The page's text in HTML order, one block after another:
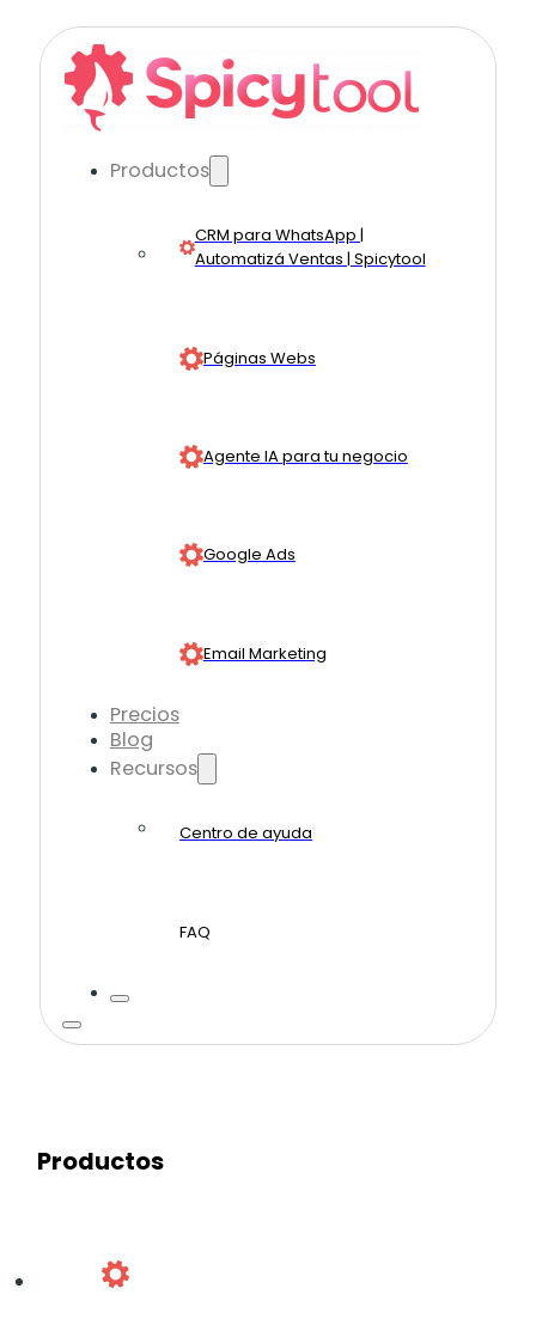
Productos
CRM para WhatsApp |
Automatizá Ventas | Spicytool
Páginas Webs
Agente IA para tu negocio
Google Ads
Email Marketing
Precios
Blog
Recursos
Centro de ayuda
FAQ
Productos